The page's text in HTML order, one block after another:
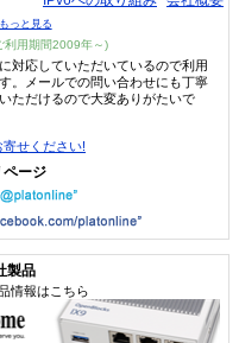
もっと見る
利用期間2009年～)
対応していただいているので利用
。メールでの問い合わせにも丁寧
ただけるので大変ありがたいで
せください!
ページ
製品
情報はこちら